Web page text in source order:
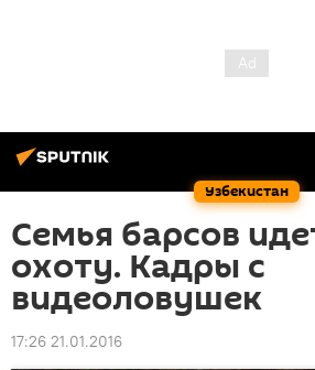
Узбекистан
Семья барсов
охоту. Кадры с
видеоловушек
17:26 21.01.2016